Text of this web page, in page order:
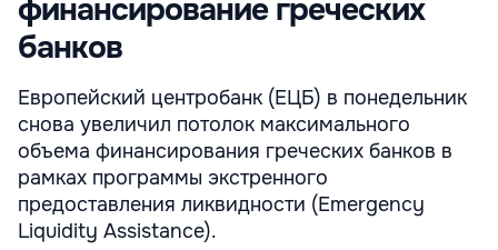
финансирование греческих
банков
Европейский центробанк (ЕЦБ) в понедельник
снова увеличил потолок максимального
объема финансирования греческих банков в
рамках программы экстренного
предоставления ликвидности (Emergency
Liquidity Assistance).